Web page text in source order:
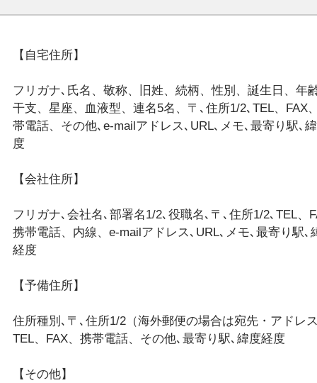
【自宅住所】
フリガナ､氏名、敬称、旧姓、続柄、性別、誕生日、年
干支、星座、血液型、連名5名、〒､住所1/2､TEL、FAX
帯電話、その他､e-mailアドレス､URL､メモ､最寄り駅､
度
【会社住所】
フリガナ､会社名､部署名1/2､役職名､〒､住所1/2､TEL、
携帯電話、内線、e-mailアドレス､URL､メモ､最寄り駅､
経度
【予備住所】
住所種別､〒､住所1/2（海外郵便の場合は宛先・アドレ
TEL、FAX、携帯電話、その他､最寄り駅､緯度経度
【その他】